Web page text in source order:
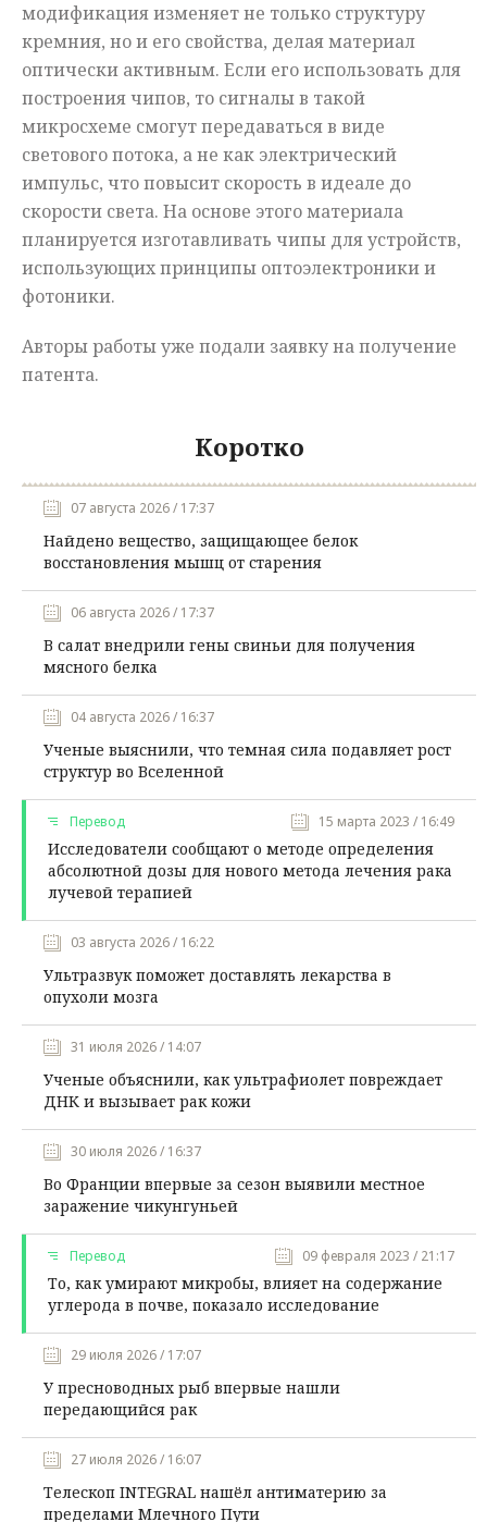
модификация изменяет не только структуру
кремния, но и его свойства, делая материал
оптически активным. Если его использовать для
построения чипов, то сигналы в такой
микросхеме смогут передаваться в виде
светового потока, а не как электрический
импульс, что повысит скорость в идеале до
скорости света. На основе этого материала
планируется изготавливать чипы для устройств,
использующих принципы оптоэлектроники и
фотоники.
Авторы работы уже подали заявку на получение
патента.
Коротко
07 августа 2026 / 17:37
Найдено вещество, защищающее белок
восстановления мышц от старения
06 августа 2026 / 17:37
В салат внедрили гены свиньи для получения
мясного белка
04 августа 2026 / 16:37
Ученые выяснили, что темная сила подавляет рост
структур во Вселенной
Перевод 15 марта 2023 / 16:49
Исследователи сообщают о методе определения
абсолютной дозы для нового метода лечения рака
лучевой терапией
03 августа 2026 / 16:22
Ультразвук поможет доставлять лекарства в
опухоли мозга
31 июля 2026 / 14:07
Ученые объяснили, как ультрафиолет повреждает
ДНК и вызывает рак кожи
30 июля 2026 / 16:37
Во Франции впервые за сезон выявили местное
заражение чикунгуньей
Перевод 09 февраля 2023 / 21:17
То, как умирают микробы, влияет на содержание
углерода в почве, показало исследование
29 июля 2026 / 17:07
У пресноводных рыб впервые нашли
передающийся рак
27 июля 2026 / 16:07
Телескоп INTEGRAL нашёл антиматерию за
пределами Млечного Пути